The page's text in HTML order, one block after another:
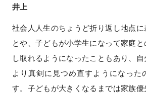
井上
社会人人生のちょうど折り返し地点に
とや、子どもが小学生になって家庭
し取れるようになったこともあり、
より真剣に見つめ直すようになった
す。子どもが大きくなるまでは家族